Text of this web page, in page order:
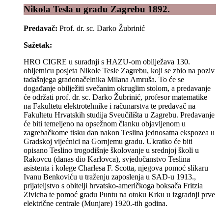
Nikola Tesla u gradu Zagrebu 1892.
Predavač: Prof. dr. sc. Darko Žubrinić
Sažetak:
HRO CIGRE u suradnji s HAZU-om obilježava 130.
obljetnicu posjeta Nikole Tesle Zagrebu, koji se zbio na poziv
tadašnjega gradonačelnika Milana Amruša. To će se
događanje obilježiti svečanim okruglim stolom, a predavanje
će održati prof. dr. sc. Darko Žubrinić, profesor matematike
na Fakultetu elektrotehnike i računarstva te predavač na
Fakultetu Hrvatskih studija Sveučilišta u Zagrebu. Predavanje
će biti temeljeno na opsežnom članku objavljenom u
zagrebačkome tisku dan nakon Teslina jednosatna ekspozea u
Gradskoj vijećnici na Gornjemu gradu. Ukratko će biti
opisano Teslino trogodišnje školovanje u srednjoj školi u
Rakovcu (danas dio Karlovca), svjedočanstvo Teslina
asistenta i kolege Charlesa F. Scotta, njegova pomoć slikaru
Ivanu Benkoviću u traženju zaposlenja u SAD-u 1913.,
prijateljstvo s obitelji hrvatsko-američkoga boksača Fritzia
Zivicha te pomoć gradu Puntu na otoku Krku u izgradnji prve
električne centrale (Munjare) 1920.-tih godina.